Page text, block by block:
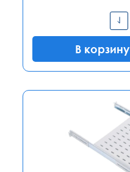
В корзину